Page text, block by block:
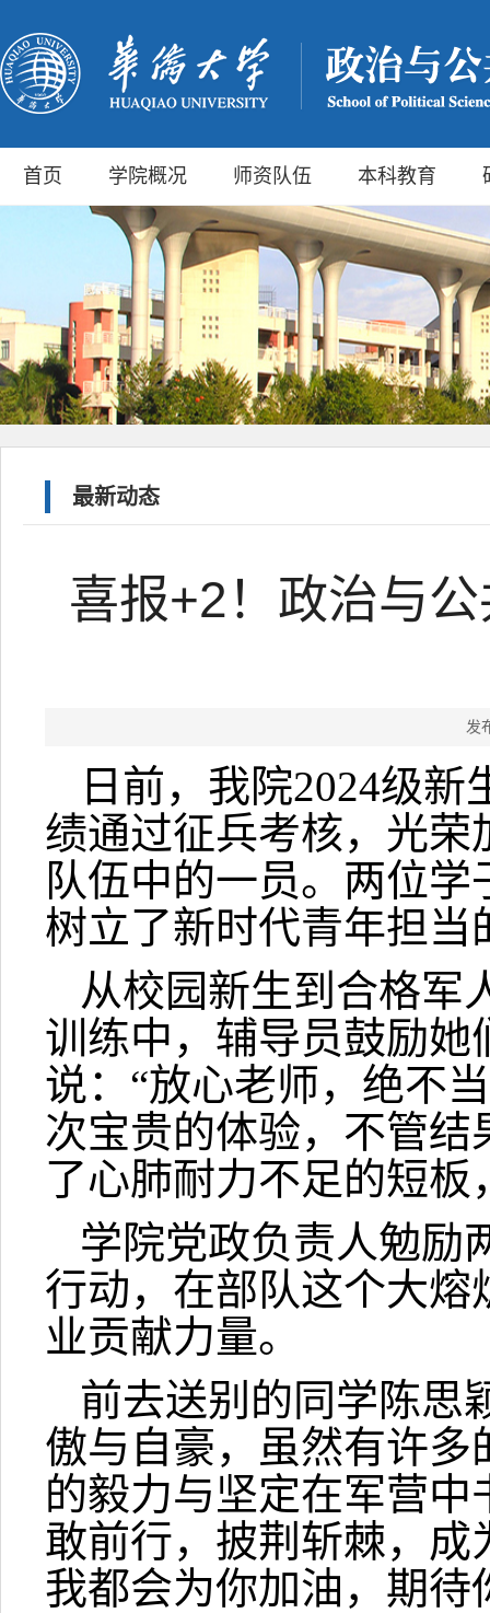
首页 学院概况 师资队伍 本科教育
最新动态
喜报+2！政治与
发
日前，我院2024级
绩通过征兵考核，光荣
队伍中的一员。两位
树立了新时代青年担当
从校园新生到合格军
训练中，辅导员鼓励
说：“放心老师，绝不
次宝贵的体验，不管结
了心肺耐力不足的短
学院党政负责人勉励
行动，在部队这个大
业贡献力量。
前去送别的同学陈思
傲与自豪，虽然有许
的毅力与坚定在军营
敢前行，披荆斩棘，
我都会为你加油，期待